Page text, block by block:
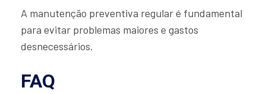
A manutenção preventiva regular é fundamental
para evitar problemas maiores e gastos
desnecessários.
FAQ